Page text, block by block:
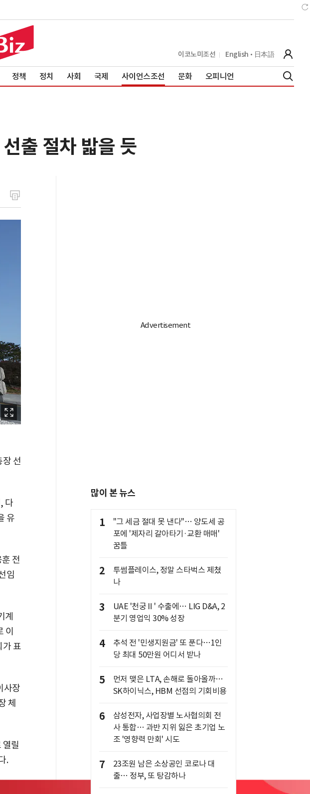
이코노미조선 English 日本語
정책 정치 사회 국제 사이언스조선 문화 오피니언
출 절차 밟을 듯
선
다
유
전
임
계
이
가 표
사장
체
열릴
.
많이 본 뉴스
1
"그 세금 절대 못 낸다"… 양도세 공
포에 '제자리 갈아타기·교환 매매'
꿈틀
2
투썸플레이스, 정말 스타벅스 제쳤
나
3
UAE '천궁Ⅱ' 수출에… LIG D&A, 2
분기 영업익 30% 성장
4
추석 전 '민생지원금' 또 푼다…1인
당 최대 50만원 어디서 받나
5
먼저 맺은 LTA, 손해로 돌아올까…
SK하이닉스, HBM 선점의 기회비용
6
삼성전자, 사업장별 노사협의회 전
사 통합… 과반 지위 잃은 초기업 노
조 '영향력 만회' 시도
7
23조원 남은 소상공인 코로나 대
출… 정부, 또 탕감하나